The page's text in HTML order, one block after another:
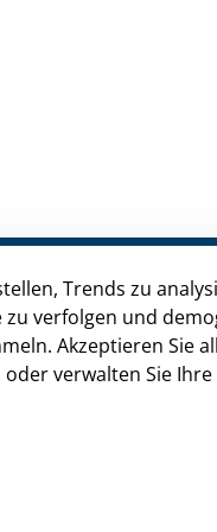
Trends zu
verfolgen und
Akzeptieren Sie
verwalten Sie